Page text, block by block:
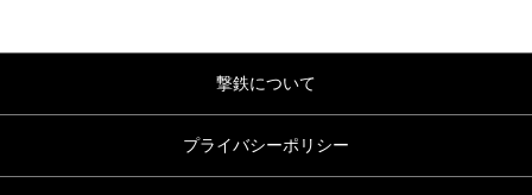
撃鉄について
プライバシーポリシー